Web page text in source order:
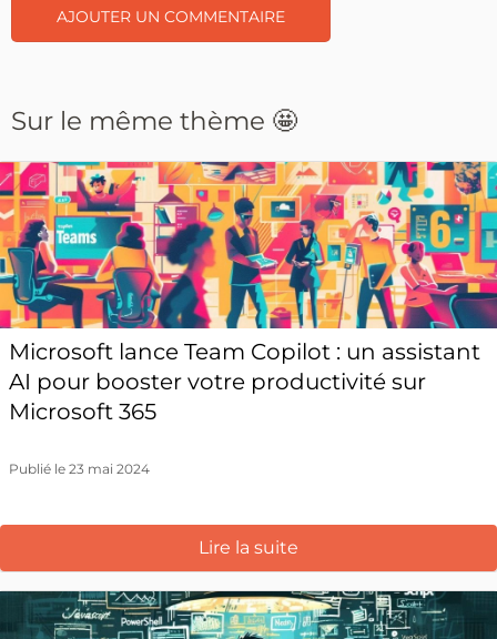
Sur le même thème 🤩
Microsoft lance Team Copilot : un assistant
AI pour booster votre productivité sur
Microsoft 365
Publié le 23 mai 2024
Lire la suite